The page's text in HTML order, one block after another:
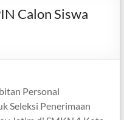
Calon Siswa
Personal
Seleksi Penerimaan